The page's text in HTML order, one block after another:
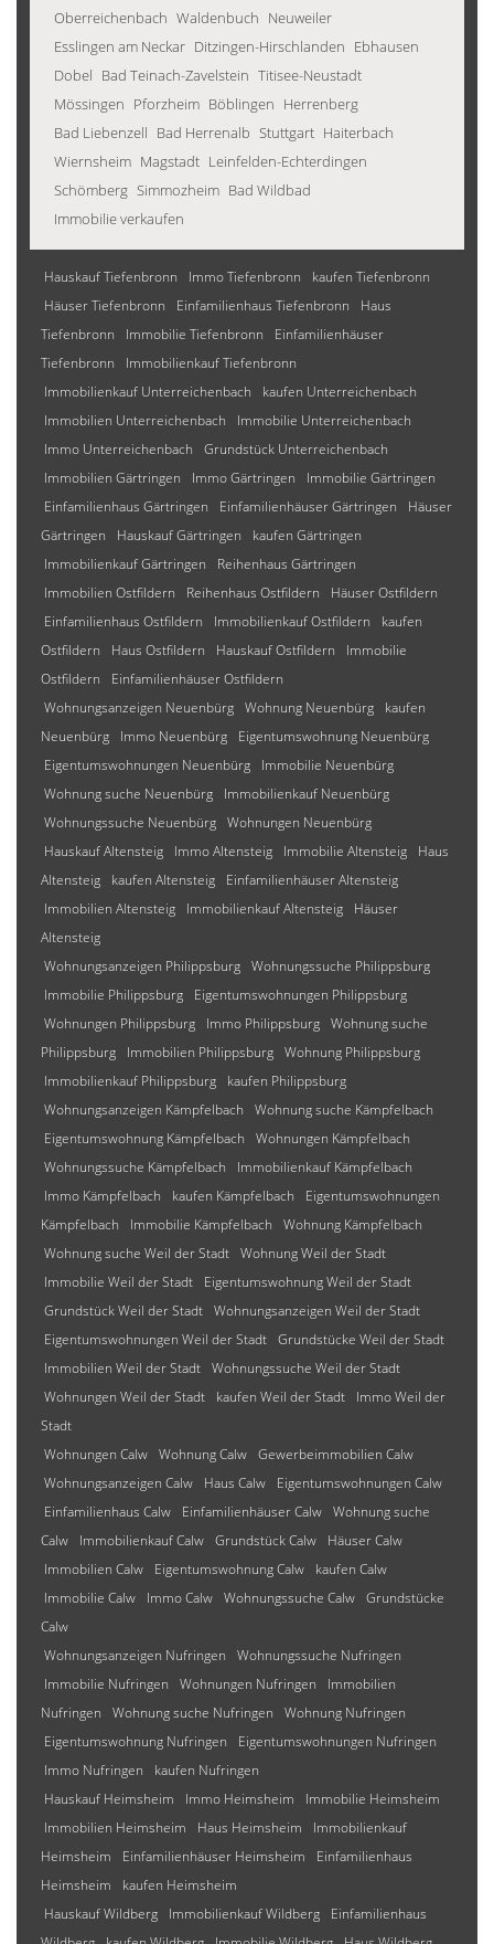
Oberreichenbach Waldenbuch Neuweiler
Esslingen am Neckar Ditzingen-Hirschlanden Ebhausen
Dobel Bad Teinach-Zavelstein Titisee-Neustadt
Mössingen Pforzheim Böblingen Herrenberg
Bad Liebenzell Bad Herrenalb Stuttgart Haiterbach
Wiernsheim Magstadt Leinfelden-Echterdingen
Schömberg Simmozheim Bad Wildbad
Immobilie verkaufen
Hauskauf Tiefenbronn Immo Tiefenbronn
kaufen Tiefenbronn
Häuser Tiefenbronn
Einfamilienhaus Tiefenbronn
Haus
Tiefenbronn
Immobilie Tiefenbronn
Einfamilienhäuser
Tiefenbronn
Immobilienkauf Tiefenbronn
Immobilienkauf Unterreichenbach
kaufen Unterreichenbach
Immobilien Unterreichenbach
Immobilie Unterreichenbach
Immo Unterreichenbach
Grundstück Unterreichenbach
Immobilien Gärtringen
Immo Gärtringen
Immobilie Gärtringen
Einfamilienhaus Gärtringen
Einfamilienhäuser Gärtringen
Häuser
Gärtringen
Hauskauf Gärtringen
kaufen Gärtringen
Immobilienkauf Gärtringen
Reihenhaus Gärtringen
Immobilien Ostfildern
Reihenhaus Ostfildern
Häuser Ostfildern
Einfamilienhaus Ostfildern
Immobilienkauf Ostfildern
kaufen
Ostfildern
Haus Ostfildern Hauskauf Ostfildern
Immobilie
Ostfildern
Einfamilienhäuser Ostfildern
Wohnungsanzeigen Neuenbürg Wohnung Neuenbürg
kaufen
Neuenbürg
Immo Neuenbürg
Eigentumswohnung Neuenbürg
Eigentumswohnungen Neuenbürg
Immobilie Neuenbürg
Wohnung suche Neuenbürg
Immobilienkauf Neuenbürg
Wohnungssuche Neuenbürg Wohnungen Neuenbürg
Hauskauf Altensteig
Immo Altensteig Immobilie Altensteig
Haus
Altensteig
kaufen Altensteig
Einfamilienhäuser Altensteig
Immobilien Altensteig
Immobilienkauf Altensteig
Häuser
Altensteig
Wohnungsanzeigen Philippsburg Wohnungssuche Philippsburg
Immobilie Philippsburg
Eigentumswohnungen Philippsburg
Wohnungen Philippsburg
Immo Philippsburg Wohnung suche
Philippsburg
Immobilien Philippsburg Wohnung Philippsburg
Immobilienkauf Philippsburg
kaufen Philippsburg
Wohnungsanzeigen Kämpfelbach
Wohnung suche Kämpfelbach
Eigentumswohnung Kämpfelbach
Wohnungen Kämpfelbach
Wohnungssuche Kämpfelbach
Immobilienkauf Kämpfelbach
Immo Kämpfelbach
kaufen Kämpfelbach
Eigentumswohnungen
Kämpfelbach
Immobilie Kämpfelbach
Wohnung Kämpfelbach
Wohnung suche Weil der Stadt Wohnung Weil der Stadt
Immobilie Weil der Stadt
Eigentumswohnung Weil der Stadt
Grundstück Weil der Stadt Wohnungsanzeigen Weil der Stadt
Eigentumswohnungen Weil der Stadt Grundstücke Weil der Stadt
Immobilien Weil der Stadt Wohnungssuche Weil der Stadt
Wohnungen Weil der Stadt
kaufen Weil der Stadt
Immo Weil der
Stadt
Wohnungen Calw Wohnung Calw Gewerbeimmobilien Calw
Wohnungsanzeigen Calw
Haus Calw
Eigentumswohnungen Calw
Einfamilienhaus Calw
Einfamilienhäuser Calw Wohnung suche
Calw
Immobilienkauf Calw Grundstück Calw
Häuser Calw
Immobilien Calw
Eigentumswohnung Calw
kaufen Calw
Immobilie Calw
Immo Calw Wohnungssuche Calw Grundstücke
Calw
Wohnungsanzeigen Nufringen
Wohnungssuche Nufringen
Immobilie Nufringen
Wohnungen Nufringen
Immobilien
Nufringen
Wohnung suche Nufringen
Wohnung Nufringen
Eigentumswohnung Nufringen
Eigentumswohnungen Nufringen
Immo Nufringen
kaufen Nufringen
Hauskauf Heimsheim
Immo Heimsheim
Immobilie Heimsheim
Immobilien Heimsheim
Haus Heimsheim
Immobilienkauf
Heimsheim
Einfamilienhäuser Heimsheim
Einfamilienhaus
Heimsheim
kaufen Heimsheim
Hauskauf Wildberg
Immobilienkauf Wildberg
Einfamilienhaus